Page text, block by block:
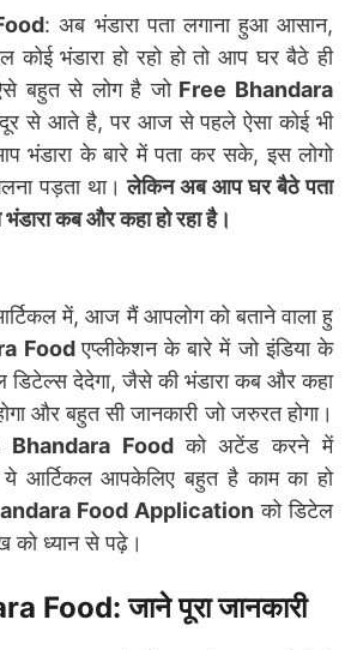
: अब भंडारा पता लगाना हुआ आसान,
भंडारा हो रहो हो तो आप घर बैठे ही
बहुत से लोग है जोFree Bhandara
से आते है, पर आज से पहले ऐसा कोई भी
भंडारा के बारे में पता कर सके, इस लोगो
पड़ता था।लेकिन अब आप घर बैठे पता
कब और कहा हो रहा है।
में, आज मैं आपलोग को बताने वाला हु
Foodएप्लीकेशन के बारे में जो इंडिया के
डिटेल्स देदेगा, जैसे की भंडारा कब और कहा
और बहुत सी जानकारी जो जरुरत होगा।
Foodको अटेंड करने में
ये आर्टिकल आपकेलिए बहुत है काम का हो
Food Application को डिटेल
को ध्यान से पढ़े।
Food: जाने पूरा जानकारी